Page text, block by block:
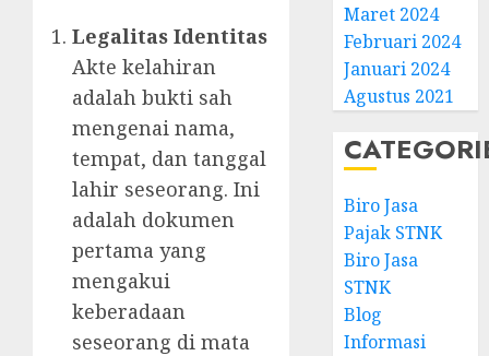
Legalitas Identitas
Akte kelahiran
adalah bukti sah
mengenai nama,
tempat, dan tanggal
lahir seseorang. Ini
adalah dokumen
pertama yang
mengakui
keberadaan
seseorang di mata
Maret 2024
Februari 2024
Januari 2024
Agustus 2021
Biro Jasa
Pajak STNK
Biro Jasa
STNK
Blog
Informasi